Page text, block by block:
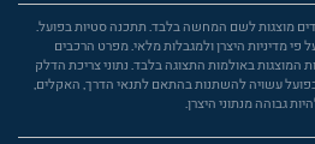
מוצגות לשם המחשה בלבד. תתכנה סטיות בפועל.
פי מדיניות היצרן ולמגבלות מלאי. מפרט הרכבים
באולמות התצוגה בלבד. נתוני צריכת הדלק
עשויה להשתנות בהתאם לתנאי הדרך, האקלים,
גבוהה מנתוני היצרן.